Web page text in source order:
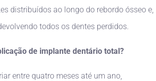
distribuídos ao longo do rebordo ósseo e,
todos os dentes perdidos.
de implante dentário total?
entre quatro meses até um ano,